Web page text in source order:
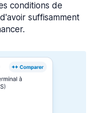
conditions de
suffisamment